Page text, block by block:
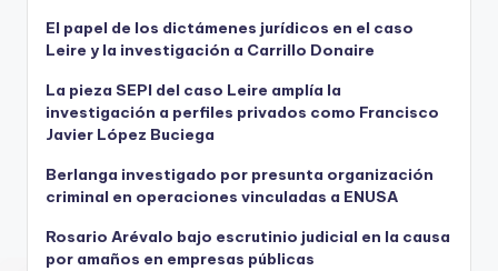
El papel de los dictámenes jurídicos en el caso
Leire y la investigación a Carrillo Donaire
La pieza SEPI del caso Leire amplía la
investigación a perfiles privados como Francisco
Javier López Buciega
Berlanga investigado por presunta organización
criminal en operaciones vinculadas a ENUSA
Rosario Arévalo bajo escrutinio judicial en la causa
por amaños en empresas públicas